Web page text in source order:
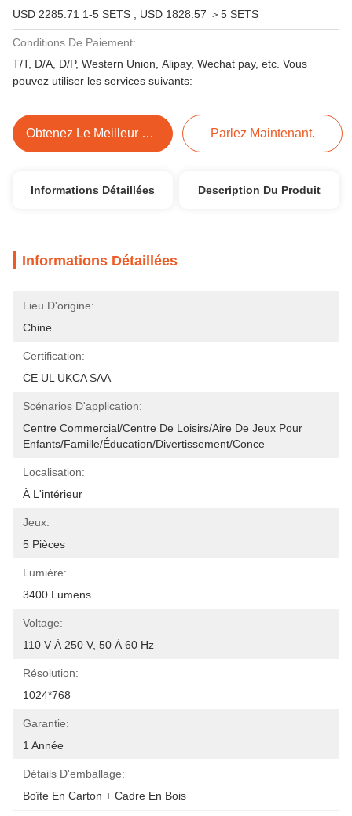
USD 2285.71 1-5 SETS , USD 1828.57 ＞5 SETS
Conditions De Paiement:
T/T, D/A, D/P, Western Union, Alipay, Wechat pay, etc. Vous
pouvez utiliser les services suivants:
Obtenez Le Meilleur Prix Parlez Maintenant.
Informations Détaillées Description Du Produit
Informations Détaillées
Lieu D'origine:
Chine
Certification:
CE UL UKCA SAA
Scénarios D'application:
Centre Commercial/centre De Loisirs/aire De Jeux Pour
Enfants/famille/éducation/divertissement/conce
Localisation:
À L'intérieur
Jeux:
5 Pièces
Lumière:
3400 Lumens
Voltage:
110 V À 250 V, 50 À 60 Hz
Résolution:
1024*768
Garantie:
1 Année
Détails D'emballage:
Boîte En Carton + Cadre En Bois